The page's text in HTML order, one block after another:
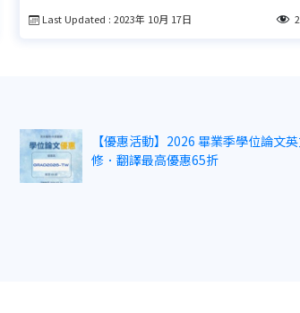
Last Updated : 2023年 10月 17日
【優惠活動】2026 畢業季學位論文
修．翻譯最高優惠65折